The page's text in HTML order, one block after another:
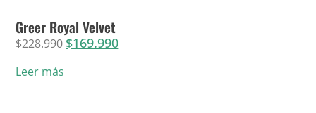
Greer Royal Velvet
$228.990 $169.990
Leer más